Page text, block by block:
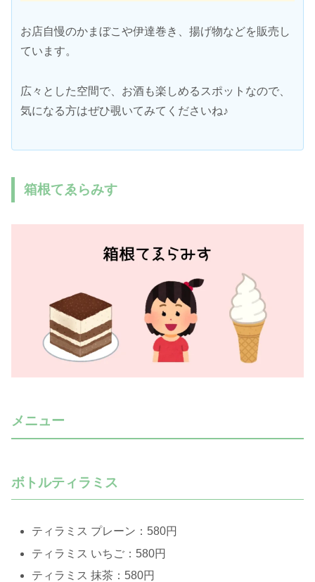
お店自慢のかまぼこや伊達巻き、揚げ物などを販売し
ています。
広々とした空間で、お酒も楽しめるスポットなので、
気になる方はぜひ覗いてみてくださいね♪
箱根てゑらみす
メニュー
ボトルティラミス
ティラミス プレーン：580円
ティラミス いちご：580円
ティラミス 抹茶：580円